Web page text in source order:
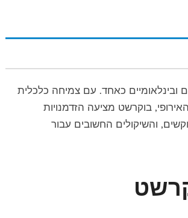
ובינלאומיים כאחד. עם צמיחה כלכלית
בוקרשט מציעה הזדמנויות
והשיקולים החשובים עבור